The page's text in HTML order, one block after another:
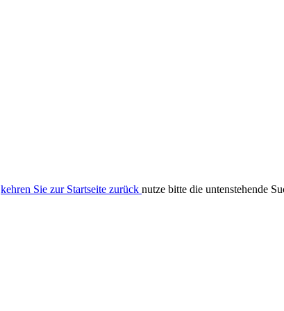
kehren Sie zur Startseite zurück nutze bitte die untenstehende